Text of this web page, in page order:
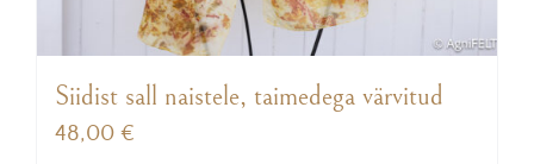
Siidist sall naistele, taimedega värvitud
48,00 €